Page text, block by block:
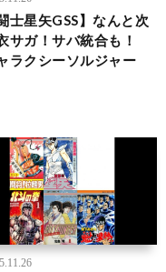
士星矢GSS】なんと次
サガ！サバ統合も！
ラクシーソルジャー